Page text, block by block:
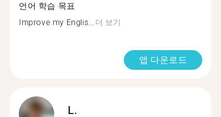
언어 학습 목표
Improve my Englis... 더 보기
앱 다운로드
L.